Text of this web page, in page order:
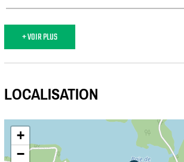
+ VOIR PLUS
LOCALISATION
+
−